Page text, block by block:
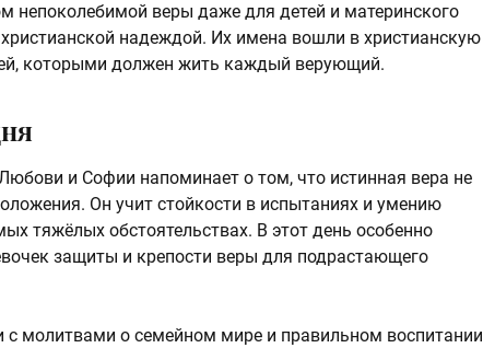
непоколебимой веры даже для детей и материнского
надеждой. Их имена вошли в христианскую
которыми должен жить каждый верующий.
и Софии напоминает о том, что истинная вера не
Он учит стойкости в испытаниях и умению
тяжёлых обстоятельствах. В этот день особенно
защиты и крепости веры для подрастающего
молитвами о семейном мире и правильном воспитании